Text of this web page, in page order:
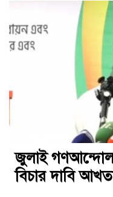
জুলাই
বিচার দাবি